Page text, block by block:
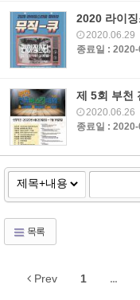
2020 라이
2020.06.29
종료일 :
제 5회 부천
2020.06.26
종료일 :
목록
Prev 1 ...